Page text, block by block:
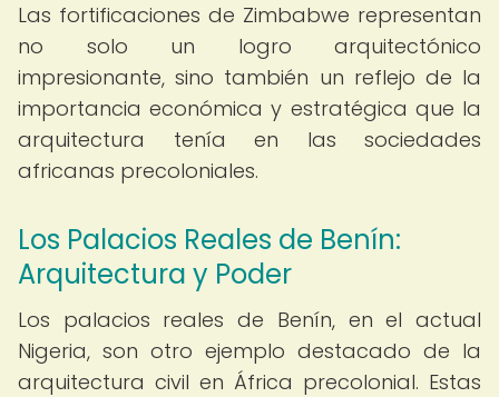
Las fortificaciones de Zimbabwe representan
no solo un logro arquitectónico
impresionante, sino también un reflejo de la
importancia económica y estratégica que la
arquitectura tenía en las sociedades
africanas precoloniales.
Los Palacios Reales de Benín:
Arquitectura y Poder
Los palacios reales de Benín, en el actual
Nigeria, son otro ejemplo destacado de la
arquitectura civil en África precolonial. Estas